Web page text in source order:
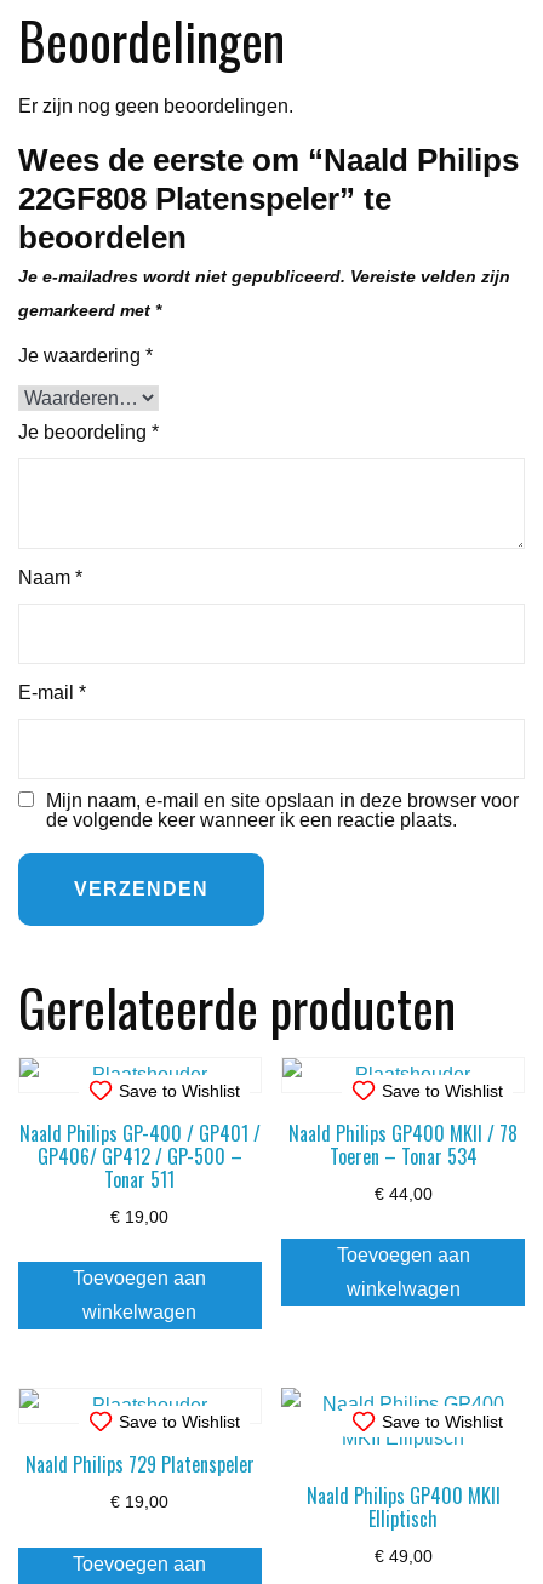
Beoordelingen
Er zijn nog geen beoordelingen.
Wees de eerste om “Naald Philips
22GF808 Platenspeler” te
beoordelen
Je e-mailadres wordt niet gepubliceerd. Vereiste velden zijn
gemarkeerd met *
Je waardering *
Je beoordeling *
Naam *
E-mail *
Mijn naam, e-mail en site opslaan in deze browser voor
de volgende keer wanneer ik een reactie plaats.
Gerelateerde producten
Save to Wishlist
Naald Philips GP-400 / GP401 /
GP406/ GP412 / GP-500 –
Tonar 511
€ 19,00
Toevoegen aan
winkelwagen
Save to Wishlist
Naald Philips GP400 MKII / 78
Toeren – Tonar 534
€44,00
Toevoegen aan
winkelwagen
Save to Wishlist
Naald Philips 729 Platenspeler
€ 19,00
Toevoegen aan
Save to Wishlist
Naald Philips GP400 MKII
Elliptisch
€49,00